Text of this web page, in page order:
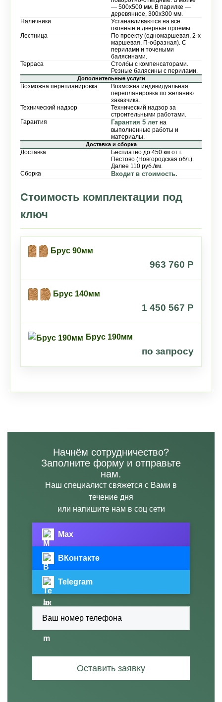
— 500х500 мм. В парилке —
деревянное, 300х300 мм.
Наличники
Устанавливаются на все
оконные и дверные проёмы.
Лестница
По проекту (одномаршевая, 2-х
маршевая, П-образная). С
перилами и точеными
балясинами.
Терраса
Столбы с компенсаторами.
Резные балясины с перилами.
Дополнительные услуги
Возможна перепланировка
Возможна индивидуальная
перепланировка по желанию
заказчика.
Технический надзор
Технический надзор за
строительными работами.
Гарантия Гарантия 5 лет на
выполненные работы и
материалы.
Доставка и сборка
Доставка
Бесплатно до 450 км от г.
Пестово (Новгородская обл.).
Далее 110 руб./км.
Сборка Входит в стоимость.
Стоимость комплектации под
ключ
Брус 90мм
963 760 P
Брус 140мм
1 450 567 P
Брус 190мм
по запросу
Начнём сотрудничество?
Заполните форму и отправьте
нам.
Наш специалист свяжется с Вами в
течение дня
или напишите нам в соц сети
Max
ВКонтакте
Telegram
Оставить заявку